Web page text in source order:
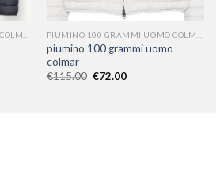
piumino 100 grammi uomo
colmar
€115.00 €72.00